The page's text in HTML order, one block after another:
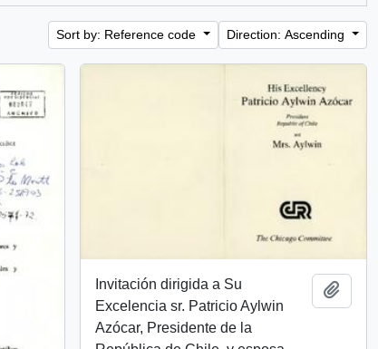
Sort by: Reference code Direction: Ascending
Invitación dirigida a Su
Excelencia sr. Patricio Aylwin
Azócar, Presidente de la
Add